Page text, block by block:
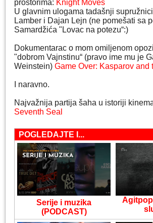
prostorima: Knight Moves
U glavnim ulogama tadašnji
Lamber i Dajan Lejn (ne pomešati sa
Samardžića "Lovac na potezu“:)
Dokumentarac o mom omiljenom
"dobrom Vajnstinu“ (pravo ime mu je
Weinstein) Game Over: Kasparov and
I naravno.
Najvažnija partija šaha u istoriji
Seventh Seal
POGLEDAJTE I...
Serije i muzika
(PODCAST)